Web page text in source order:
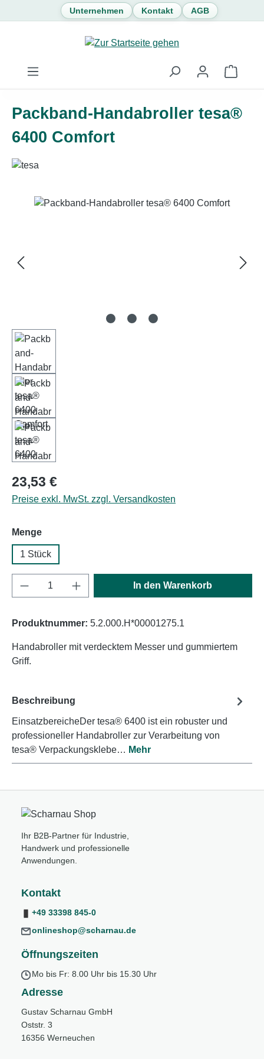
Zum Hauptinhalt springen
Unternehmen Kontakt AGB
Packband-Handabroller tesa®
6400 Comfort
Bildergalerie überspringen
Regulärer Preis:
23,53 €
Preise exkl. MwSt. zzgl. Versandkosten
Mengeauswählen
1 Stück
Produkt Anzahl: Gib den gewünschten
In den Warenkorb
Produktnummer: 5.2.000.H*00001275.1
Handabroller mit verdecktem Messer und gummiertem
Griff.
Beschreibung
EinsatzbereicheDer tesa® 6400 ist ein robuster und
professioneller Handabroller zur Verarbeitung von
tesa® Verpackungsklebe… Mehr
Ihr B2B-Partner für Industrie,
Handwerk und professionelle
Anwendungen.
Kontakt
+49 33398 845-0
onlineshop@scharnau.de
Öffnungszeiten
Mo bis Fr: 8.00 Uhr bis 15.30 Uhr
Adresse
Gustav Scharnau GmbH
Oststr. 3
16356 Werneuchen